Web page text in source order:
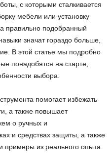
с которыми сталкивается
мебели или установку
правильно подобранный
значат гораздо больше,
В этой статье мы подробно
понадобятся на старте,
выбора.
помогает избежать
а также повышает
о ручных и
и средствах защиты, а также
примеры из реального опыта.